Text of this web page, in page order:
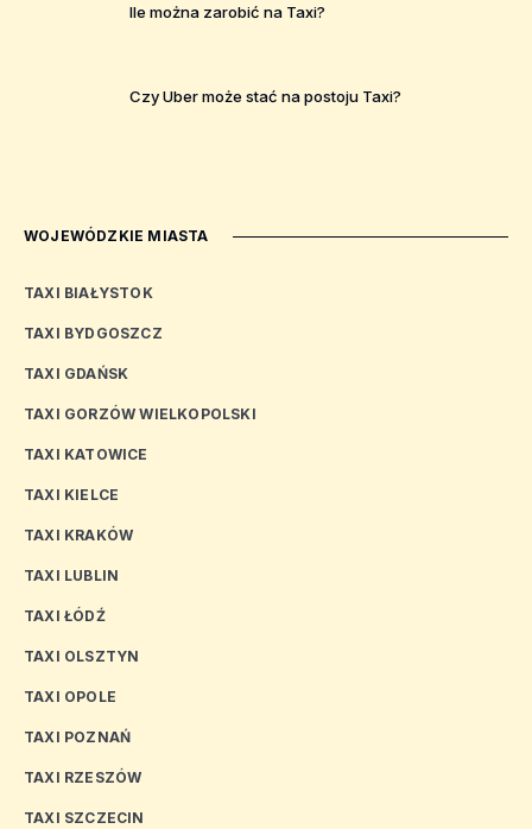
Ile można zarobić na Taxi?
Czy Uber może stać na postoju Taxi?
WOJEWÓDZKIE MIASTA
TAXI BIAŁYSTOK
TAXI BYDGOSZCZ
TAXI GDAŃSK
TAXI GORZÓW WIELKOPOLSKI
TAXI KATOWICE
TAXI KIELCE
TAXI KRAKÓW
TAXI LUBLIN
TAXI ŁÓDŹ
TAXI OLSZTYN
TAXI OPOLE
TAXI POZNAŃ
TAXI RZESZÓW
TAXI SZCZECIN